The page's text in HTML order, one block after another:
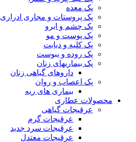
پک معده
پک پروستات و مجاری ادراری
پک چشم و ابرو
پک پوست و مو
پک کلیه و دیابت
پک روده و یبوست
پک بیماریهای زنان
داروهای گیاهی زنان
پک اعصاب و روان
بیماری های ریه
محصولات عطاری
عرقیجات گیاهی
عرقیجات گرم
عرقیجات سرد جدید
عرقیجات معتدل